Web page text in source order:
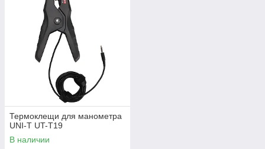
Термоклещи для манометра
UNI-T UT-T19
В наличии